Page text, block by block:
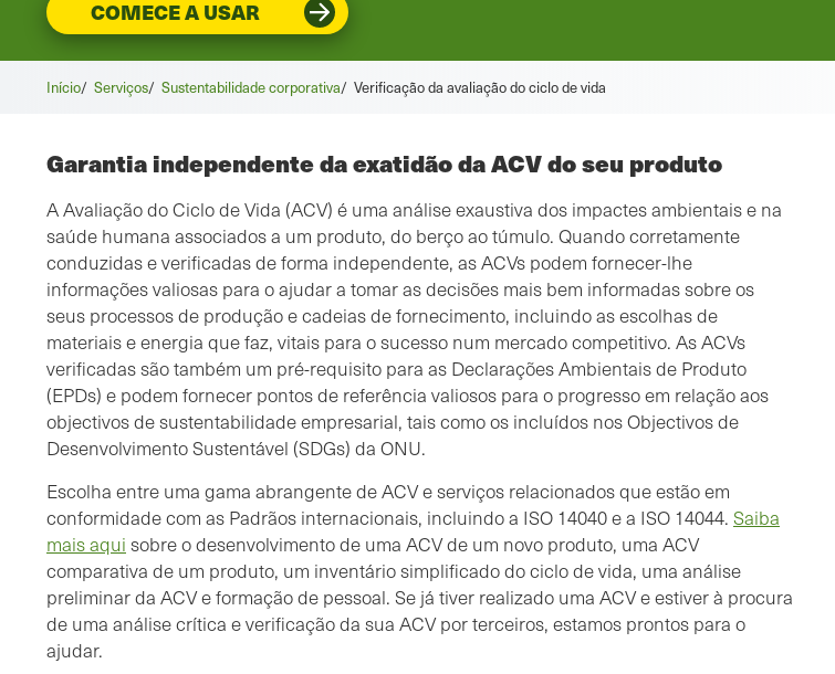
COMECE A USAR
Início/ Serviços/ Sustentabilidade corporativa/ Verificação da avaliação do ciclo de vida
Garantia independente da exatidão da ACV do seu produto
A Avaliação do Ciclo de Vida (ACV) é uma análise exaustiva dos impactes ambientais e na
saúde humana associados a um produto, do berço ao túmulo. Quando corretamente
conduzidas e verificadas de forma independente, as ACVs podem fornecer-lhe
informações valiosas para o ajudar a tomar as decisões mais bem informadas sobre os
seus processos de produção e cadeias de fornecimento, incluindo as escolhas de
materiais e energia que faz, vitais para o sucesso num mercado competitivo. As ACVs
verificadas são também um pré-requisito para as Declarações Ambientais de Produto
(EPDs) e podem fornecer pontos de referência valiosos para o progresso em relação aos
objectivos de sustentabilidade empresarial, tais como os incluídos nos Objectivos de
Desenvolvimento Sustentável (SDGs) da ONU.
Escolha entre uma gama abrangente de ACV e serviços relacionados que estão em
conformidade com as Padrãos internacionais, incluindo a ISO 14040 e a ISO 14044. Saiba
mais aqui sobre o desenvolvimento de uma ACV de um novo produto, uma ACV
comparativa de um produto, um inventário simplificado do ciclo de vida, uma análise
preliminar da ACV e formação de pessoal. Se já tiver realizado uma ACV e estiver à procura
de uma análise crítica e verificação da sua ACV por terceiros, estamos prontos para o
ajudar.